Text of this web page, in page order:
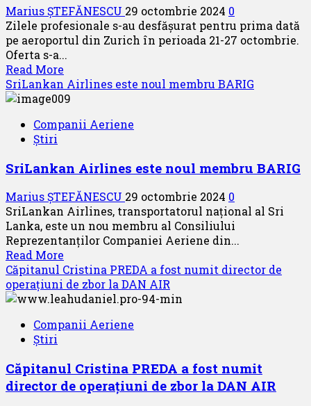
dată
cu
intrarea
în
vigoare
a
sezonului
iarnă
Marius ȘTEFĂNESCU 29 octombrie 2024 0
Zilele profesionale s-au desfășurat pentru prima dată
pe aeroportul din Zurich în perioada 21-27 octombrie.
Oferta s-a...
Read More
more
about
profesionale
din
SriLankan Airlines este noul membru BARIG
Companii Aeriene
Știri
SriLankan Airlines este noul membru BARIG
Marius ȘTEFĂNESCU 29 octombrie 2024 0
SriLankan Airlines, transportatorul național al Sri
Lanka, este un nou membru al Consiliului
Reprezentanților Companiei Aeriene din...
Read More
more
about
SriLankan
este
BARIG
Căpitanul Cristina PREDA a fost numit director de
operațiuni de zbor la DAN AIR
Companii Aeriene
Știri
Căpitanul Cristina PREDA a fost numit
director de operațiuni de zbor la DAN AIR